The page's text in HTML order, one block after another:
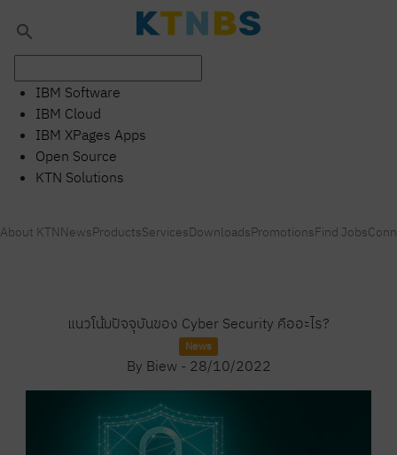
search
IBM Software
IBM Cloud
IBM XPages Apps
Open Source
KTN Solutions
About KTNNewsProductsServicesDownloadsPromotionsFind Jobs
แนวโน้มปัจจุบันของ Cyber ​​​​Security คืออะไร?
News
By Biew- 28/10/2022